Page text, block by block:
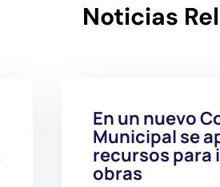
Noticias
En un nuevo
Municipal se
recursos
obras